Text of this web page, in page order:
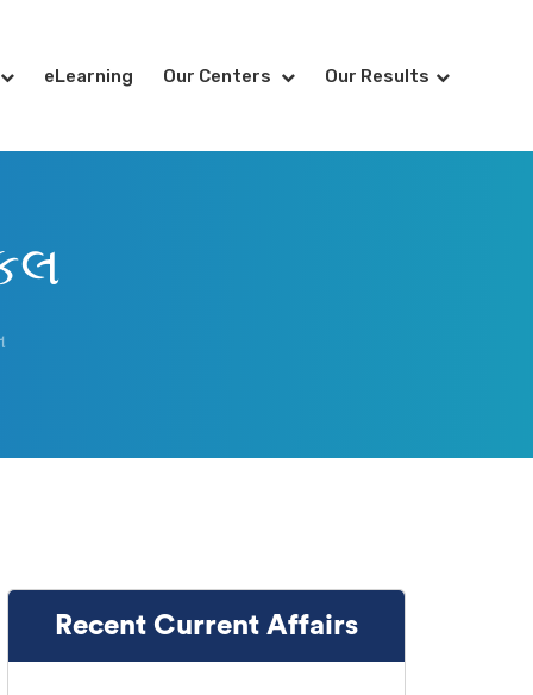
eLearning Our Centers Our Results
Recent Current Affairs